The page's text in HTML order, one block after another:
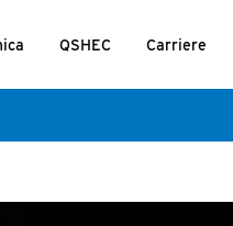
QSHEC Carriere